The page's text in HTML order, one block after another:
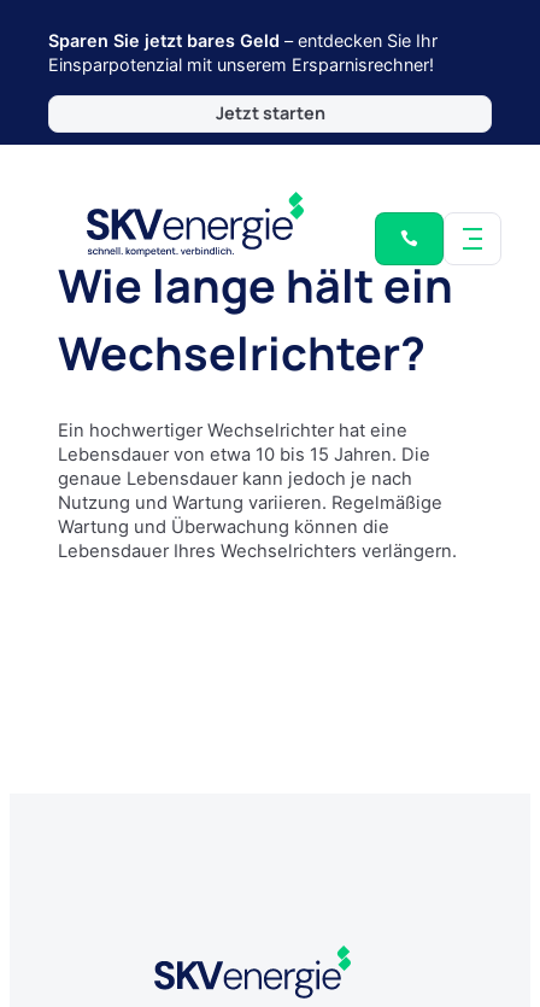
Sparen Sie jetzt bares Geld – entdecken Sie Ihr
Einsparpotenzial mit unserem Ersparnisrechner!
Jetzt starten
Wie lange hält ein
Wechselrichter?
Ein hochwertiger Wechselrichter hat eine
Lebensdauer von etwa 10 bis 15 Jahren. Die
genaue Lebensdauer kann jedoch je nach
Nutzung und Wartung variieren. Regelmäßige
Wartung und Überwachung können die
Lebensdauer Ihres Wechselrichters verlängern.